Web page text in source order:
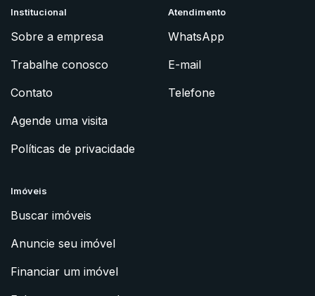
Institucional
Sobre a empresa
Trabalhe conosco
Contato
Agende uma visita
Políticas de privacidade
Atendimento
WhatsApp
E-mail
Telefone
Imóveis
Buscar imóveis
Anuncie seu imóvel
Financiar um imóvel